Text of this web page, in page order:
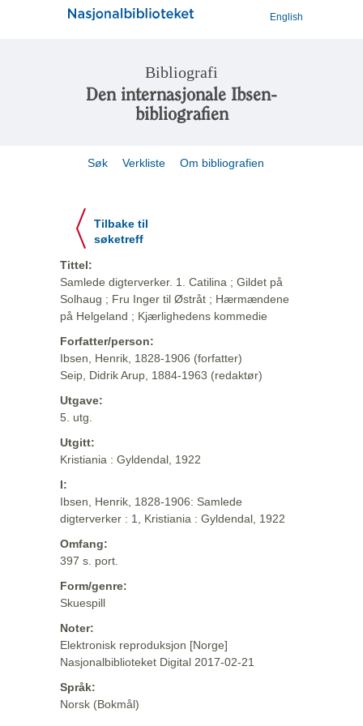
English
Bibliografi
Den internasjonale Ibsen-
bibliografien
Søk Verkliste Om bibliografien
Tilbake til
søketreff
Tittel:
Samlede digterverker. 1. Catilina ; Gildet på
Solhaug ; Fru Inger til Østråt ; Hærmændene
på Helgeland ; Kjærlighedens kommedie
Forfatter/person:
Ibsen, Henrik, 1828-1906 (forfatter)
Seip, Didrik Arup, 1884-1963 (redaktør)
Utgave:
5. utg.
Utgitt:
Kristiania : Gyldendal, 1922
I:
Ibsen, Henrik, 1828-1906: Samlede
digterverker : 1, Kristiania : Gyldendal, 1922
Omfang:
397 s. port.
Form/genre:
Skuespill
Noter:
Elektronisk reproduksjon [Norge]
Nasjonalbiblioteket Digital 2017-02-21
Språk:
Norsk (Bokmål)